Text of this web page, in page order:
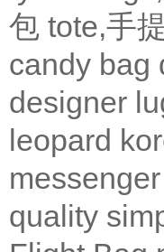
包 tote,手
candy bag
designer
leopard
messenger
quality